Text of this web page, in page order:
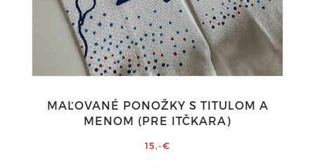
MAĽOVANÉ PONOŽKY S TITULOM A
MENOM (PRE ITČKARA)
15,-€